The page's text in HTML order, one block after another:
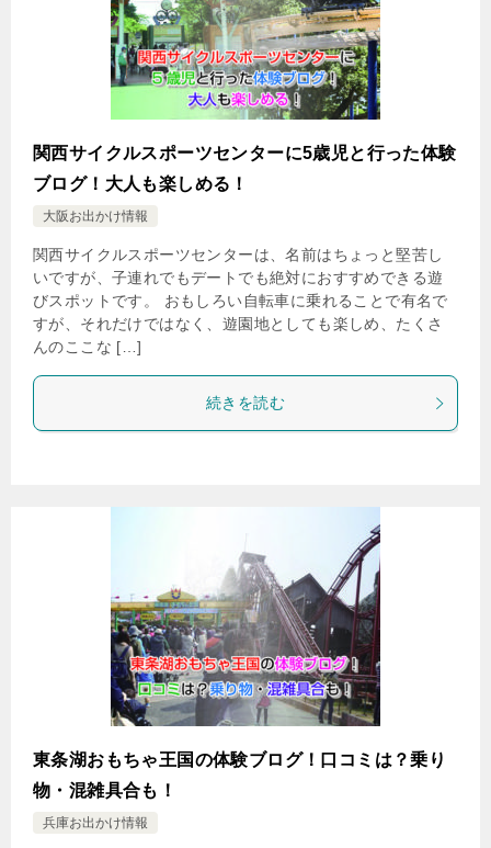
関西サイクルスポーツセンターに5歳児と行った体験
ブログ！大人も楽しめる！
大阪お出かけ情報
関西サイクルスポーツセンターは、名前はちょっと堅苦し
いですが、子連れでもデートでも絶対におすすめできる遊
びスポットです。 おもしろい自転車に乗れることで有名で
すが、それだけではなく、遊園地としても楽しめ、たくさ
んのここな […]
続きを読む
東条湖おもちゃ王国の体験ブログ！口コミは？乗り
物・混雑具合も！
兵庫お出かけ情報